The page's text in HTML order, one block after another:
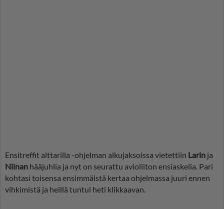
Ensitreffit alttarilla -ohjelman alkujaksoissa vietettiin Larin ja
Niinan hääjuhlia ja nyt on seurattu avioliiton ensiaskelia. Pari
kohtasi toisensa ensimmäistä kertaa ohjelmassa juuri ennen
vihkimistä ja heillä tuntui heti klikkaavan.